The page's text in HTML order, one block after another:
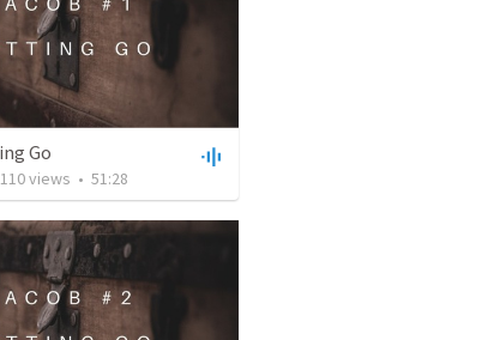
Go
110views • 51:28